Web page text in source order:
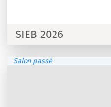
SIEB 2026
Salon passé